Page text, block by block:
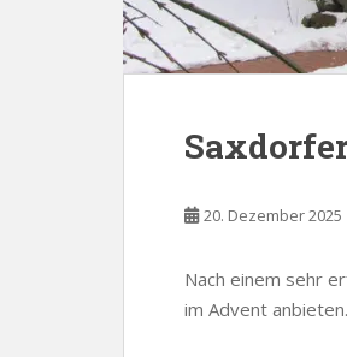
20. Dezember 2025
Nach einem sehr
im Advent